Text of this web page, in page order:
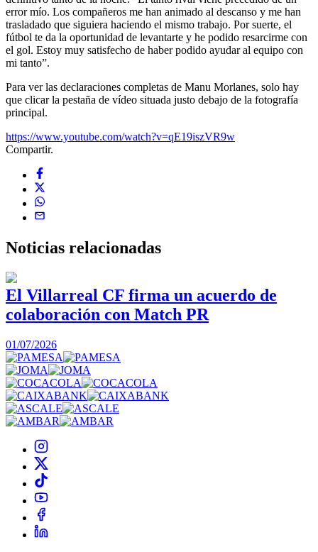
error mío. Los compañeros me han animado al descanso y me han
trasladado que siguiera haciendo el mismo trabajo. Por suerte, el
fútbol te da la oportunidad de levantarte y he podido resarcirme con
el gol. Estoy muy satisfecho de haber podido ayudar al equipo con
mi tanto”.
Para ver las declaraciones completas de Manu Morlanes, solo hay
que clicar la pestaña de vídeo situada justo debajo de la fotografía
principal.
https://www.youtube.com/watch?v=qE19iszVR9w
Compartir.
Noticias relacionadas
El Villarreal CF firma un acuerdo de
colaboración con Match PR
01/07/2026